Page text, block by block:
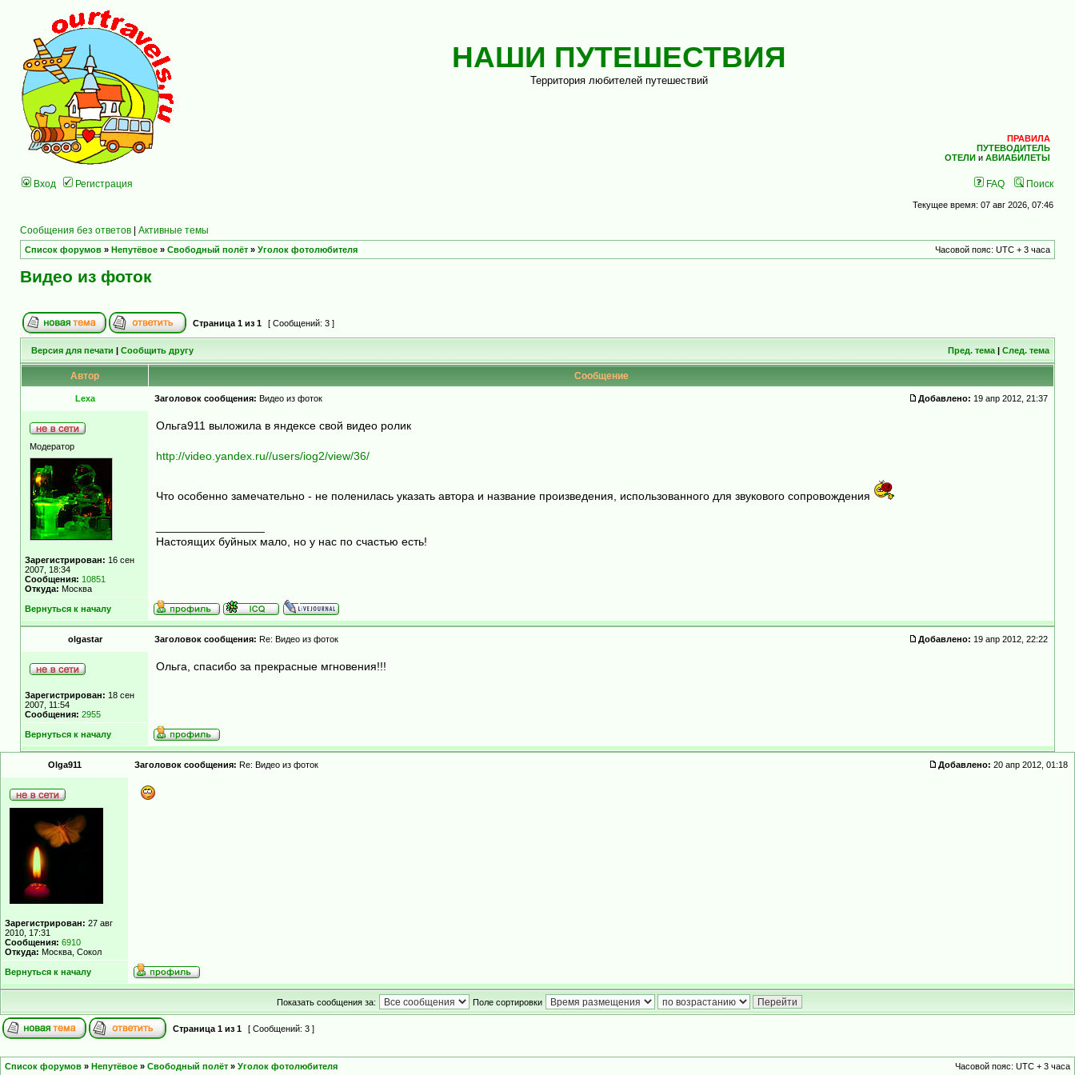
НАШИ ПУТЕШЕСТВИЯ
Территория любителей путешествий
ПРАВИЛА
ПУТЕВОДИТЕЛЬ
ОТЕЛИ и АВИАБИЛЕТЫ
Вход Регистрация FAQ Поиск
Текущее время: 07 авг 2026, 07:46
Сообщения без ответов | Активные темы
Список форумов » Непутёвое » Свободный полёт » Уголок фотолюбителя Часовой пояс: UTC + 3 часа
Видео из фоток
Страница 1 из 1 [ Сообщений: 3 ]
Версия для печати | Сообщить другу Пред. тема | След. тема
Автор Сообщение
Lexa Заголовок сообщения: Видео из фоток Добавлено: 19 апр 2012, 21:37
Модератор
Зарегистрирован: 16 сен
2007, 18:34
Сообщения: 10851
Откуда: Москва
Ольга911 выложила в яндексе свой видео ролик
http://video.yandex.ru//users/iog2/view/36/
Что особенно замечательно - не поленилась указать автора и название произведения, использованного для звукового сопровождения
Настоящих буйных мало, но у нас по счастью есть!
Вернуться к началу
olgastar Заголовок сообщения: Re: Видео из фоток Добавлено: 19 апр 2012, 22:22
Зарегистрирован: 18 сен
2007, 11:54
Сообщения: 2955
Ольга, спасибо за прекрасные мгновения!!!
Вернуться к началу
Olga911 Заголовок сообщения: Re: Видео из фоток Добавлено: 20 апр 2012, 01:18
Зарегистрирован: 27 авг
2010, 17:31
Сообщения: 6910
Откуда: Москва, Сокол
Вернуться к началу
Показать сообщения за: Поле сортировки
Страница 1 из 1 [ Сообщений: 3 ]
Список форумов » Непутёвое » Свободный полёт » Уголок фотолюбителя Часовой пояс: UTC + 3 часа